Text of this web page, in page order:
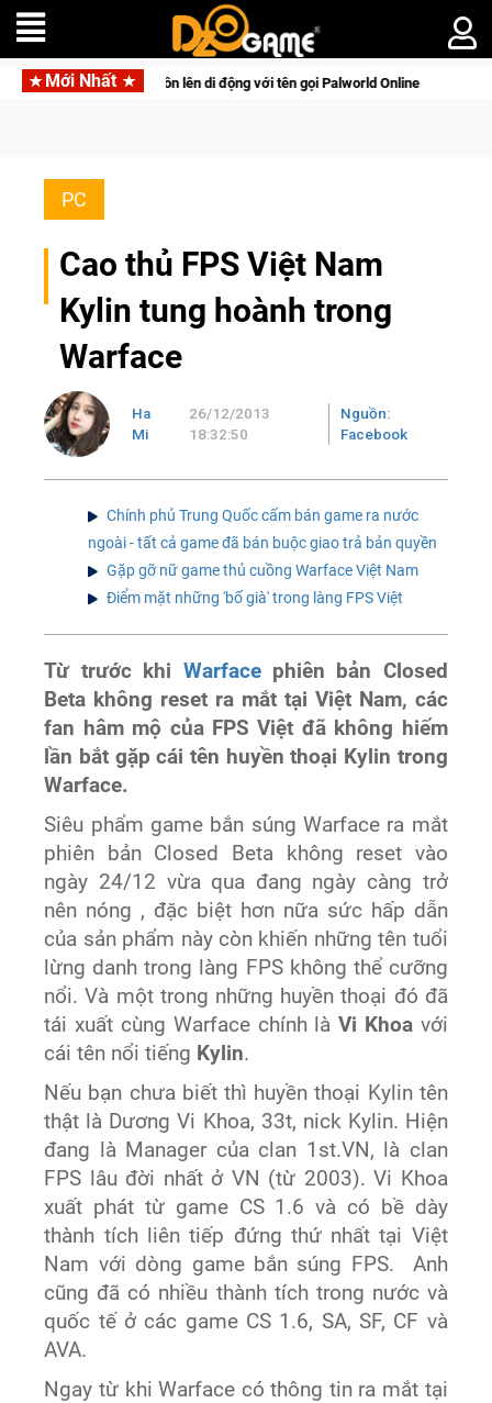
Mới Nhất
thú sinh tồn lên di động với tên gọi Palworld Online
PC
Cao thủ FPS Việt Nam
Kylin tung hoành trong
Warface
Ha
Mi
26/12/2013
18:32:50
Nguồn:
Facebook
Chính phủ Trung Quốc cấm bán game ra nước
ngoài - tất cả game đã bán buộc giao trả bản quyền
Gặp gỡ nữ game thủ cuồng Warface Việt Nam
Điểm mặt những 'bố già' trong làng FPS Việt
Từ trước khi Warfacephiên bản Closed
Beta không reset ra mắt tại Việt Nam, các
fan hâm mộ của FPS Việt đã không hiếm
lần bắt gặp cái tên huyền thoại Kylin trong
Warface.
Siêu phẩm game bắn súng Warface ra mắt
phiên bản Closed Beta không reset vào
ngày 24/12 vừa qua đang ngày càng trở
nên nóng , đặc biệt hơn nữa sức hấp dẫn
của sản phẩm này còn khiến những tên tuổi
lừng danh trong làng FPS không thể cưỡng
nổi. Và một trong những huyền thoại đó đã
tái xuất cùng Warface chính làVi Khoavới
cái tên nổi tiếng Kylin.
Nếu bạn chưa biết thì huyền thoại Kylin tên
thật là Dương Vi Khoa, 33t, nick Kylin. Hiện
đang là Manager của clan 1st.VN, là clan
FPS lâu đời nhất ở VN (từ 2003). Vi Khoa
xuất phát từ game CS 1.6 và có bề dày
thành tích liên tiếp đứng thứ nhất tại Việt
Nam với dòng game bắn súng FPS. Anh
cũng đã có nhiều thành tích trong nước và
quốc tế ở các game CS 1.6, SA, SF, CF và
AVA.
Ngay từ khi Warface có thông tin ra mắt tại